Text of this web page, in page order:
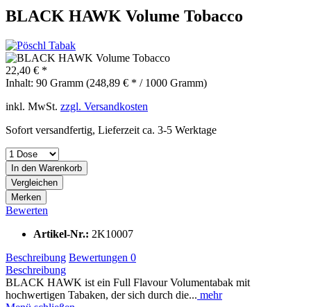
BLACK HAWK Volume Tobacco
22,40 € *
Inhalt: 90 Gramm (248,89 € * / 1000 Gramm)
inkl. MwSt. zzgl. Versandkosten
Sofort versandfertig, Lieferzeit ca. 3-5 Werktage
In den Warenkorb
Vergleichen
Merken
Bewerten
Artikel-Nr.: 2K10007
Beschreibung Bewertungen 0
Beschreibung
BLACK HAWK ist ein Full Flavour Volumentabak mit
hochwertigen Tabaken, der sich durch die... mehr